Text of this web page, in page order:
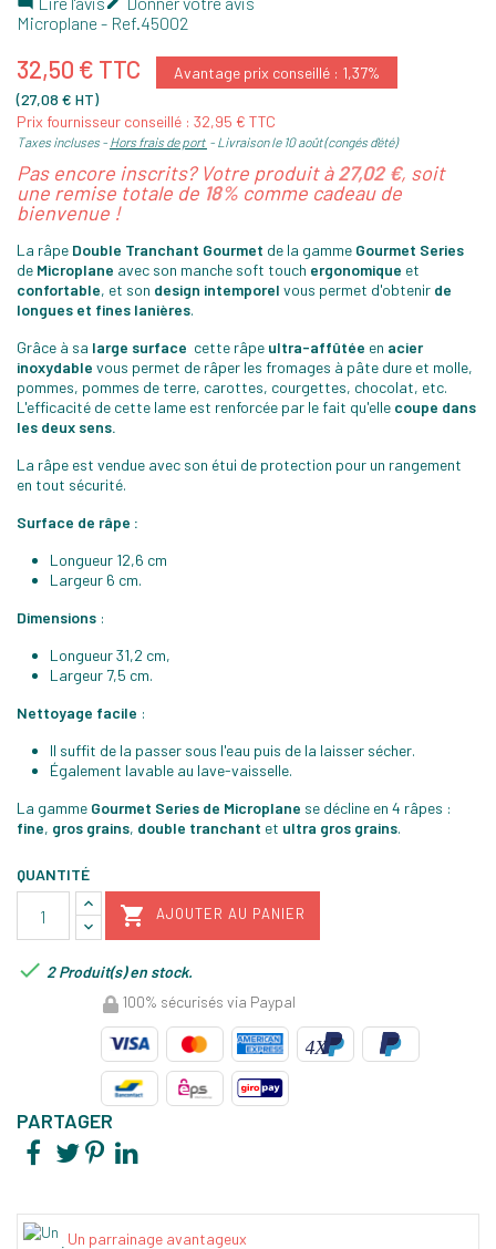
Microplane - Ref.45002
32,50 € TTC
Avantage prix conseillé : 1,37%
(27,08 € HT)
Prix fournisseur conseillé : 32,95 € TTC
Taxes incluses Hors frais de port Livraison le 10 août (congés d'été)
Pas encore inscrits? Votre produit à27,02 €, soit
une remise totale de 18% comme cadeau de
bienvenue !
La râpe Double Tranchant Gourmet de la gamme Gourmet Series
de Microplane avec son manche soft touch ergonomique et
confortable, et son design intemporel vous permet d'obtenir de
longues et fines lanières.
Grâce à sa large surface cette râpe ultra-affûtée en acier
inoxydable vous permet de râper les fromages à pâte dure et molle,
pommes, pommes de terre, carottes, courgettes, chocolat, etc.
L'efficacité de cette lame est renforcée par le fait qu'elle coupe dans
les deux sens.
La râpe est vendue avec son étui de protection pour un rangement
en tout sécurité.
Surface de râpe :
Longueur 12,6 cm
Largeur 6 cm.
Dimensions :
Longueur 31,2 cm,
Largeur 7,5 cm.
Nettoyage facile :
Il suffit de la passer sous l'eau puis de la laisser sécher.
Également lavable au lave-vaisselle.
La gamme Gourmet Series de Microplane se décline en 4 râpes :
fine, gros grains, double tranchant et ultra gros grains.
QUANTITÉ
 AJOUTER AU PANIER
 2 Produit(s) en stock.
100% sécurisés via Paypal
PARTAGER
Un parrainage avantageux